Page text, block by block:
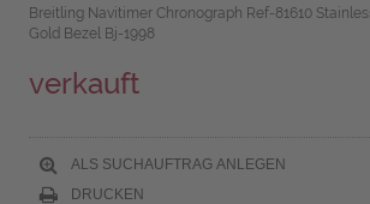
Breitling Navitimer Chronograph Ref-81610
Gold Bezel Bj-1998
verkauft
ALS SUCHAUFTRAG ANLEGEN
DRUCKEN